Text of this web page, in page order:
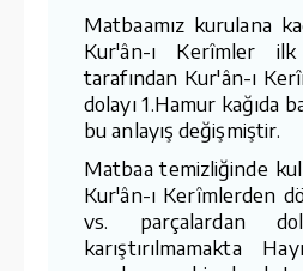
Matbaamız kurulana
Kur'ân-ı Kerîmler
tarafından Kur'ân-ı
dolayı 1.Hamur kağıda
bu anlayış değişmiştir.
Matbaa temizliğinde
Kur'ân-ı Kerîmlerden
vs. parçalardan
karıştırılmamakta